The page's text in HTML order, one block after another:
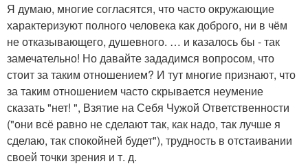
Я думаю, многие согласятся, что часто окружающие
характеризуют полного человека как доброго, ни в чём
не отказывающего, душевного. … и казалось бы - так
замечательно! Но давайте зададимся вопросом, что
стоит за таким отношением? И тут многие признают, что
за таким отношением часто скрывается неумение
сказать "нет! ", Взятие на Себя Чужой Ответственности
("они всё равно не сделают так, как надо, так лучше я
сделаю, так спокойней будет"), трудность в отстаивании
своей точки зрения и т. д.